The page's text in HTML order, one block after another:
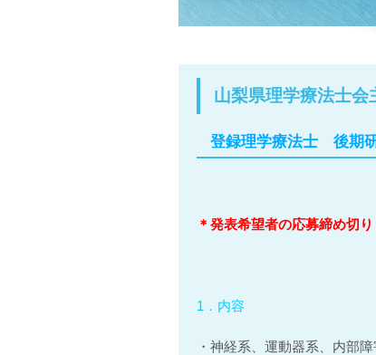
山梨県理学療法士会
登録理学療法士 後期
＊発表希望者の応募締め切
1．内容
・神経系、運動器系、内部